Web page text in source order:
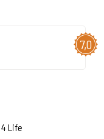
7,0
Life